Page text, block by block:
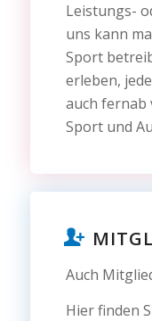
Leistungs-
uns kann
Sport
erleben,
auch fernab
Sport und
Auch
Hier finden